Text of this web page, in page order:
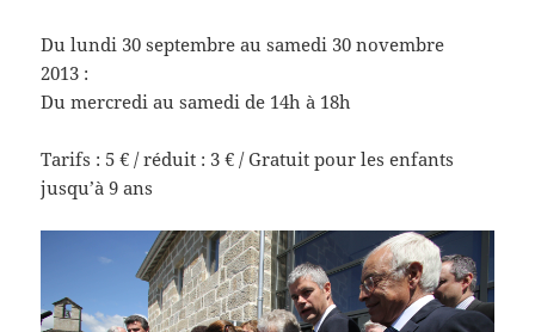
Du lundi 30 septembre au samedi 30 novembre
2013 :
Du mercredi au samedi de 14h à 18h
Tarifs : 5 € / réduit : 3 € / Gratuit pour les enfants
jusqu’à 9 ans